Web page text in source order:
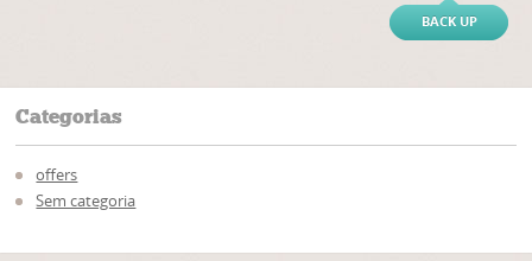
BACK UP
Categorias
offers
Sem categoria